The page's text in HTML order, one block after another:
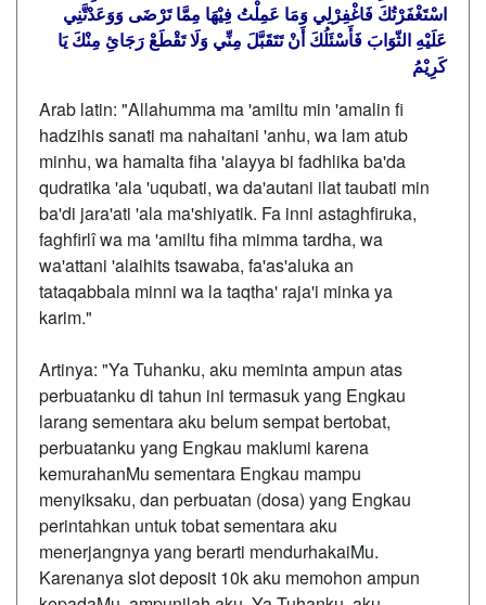
اسْتَغْفَرْتُكَ فَاغْفِرْلِي وَمَا عَمِلْتُ فِيْهَا مِمَّا تَرْضَى وَوَعَدْتَّنِي
عَلَيْهِ الثّوَابَ فَأَسْئَلُكَ أَنْ تَتَقَبَّلَ مِنِّي وَلَا تَقْطَعْ رَجَائِ مِنْكَ يَا
كَرِيْمُ
Arab latin: "Allahumma ma 'amiltu min 'amalin fi
hadzihis sanati ma nahaitani 'anhu, wa lam atub
minhu, wa hamalta fiha 'alayya bi fadhlika ba'da
qudratika 'ala 'uqubati, wa da'autani ilat taubati min
ba'di jara'ati 'ala ma'shiyatik. Fa inni astaghfiruka,
faghfirlî wa ma 'amiltu fiha mimma tardha, wa
wa'attani 'alaihits tsawaba, fa'as'aluka an
tataqabbala minni wa la taqtha' raja'i minka ya
karim."
Artinya: "Ya Tuhanku, aku meminta ampun atas
perbuatanku di tahun ini termasuk yang Engkau
larang sementara aku belum sempat bertobat,
perbuatanku yang Engkau maklumi karena
kemurahanMu sementara Engkau mampu
menyiksaku, dan perbuatan (dosa) yang Engkau
perintahkan untuk tobat sementara aku
menerjangnya yang berarti mendurhakaiMu.
Karenanyaslot deposit 10kaku memohon ampun